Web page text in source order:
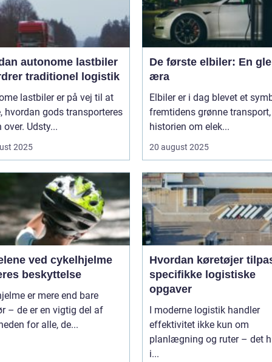
autonome lastbiler
traditionel logistik
lastbiler er på vej til at
hvordan gods transporteres
over. Udsty...
2025
De første elbiler: En
æra
Elbiler er i dag blevet et
fremtidens grønne
historien om elek...
20 august 2025
ved cykelhjelme
beskyttelse
er mere end bare
– de er en vigtig del af
for alle, de...
Hvordan køretøjer
specifikke logistiske
opgaver
I moderne logistik handler
effektivitet ikke kun om
planlægning og ruter – det
i...